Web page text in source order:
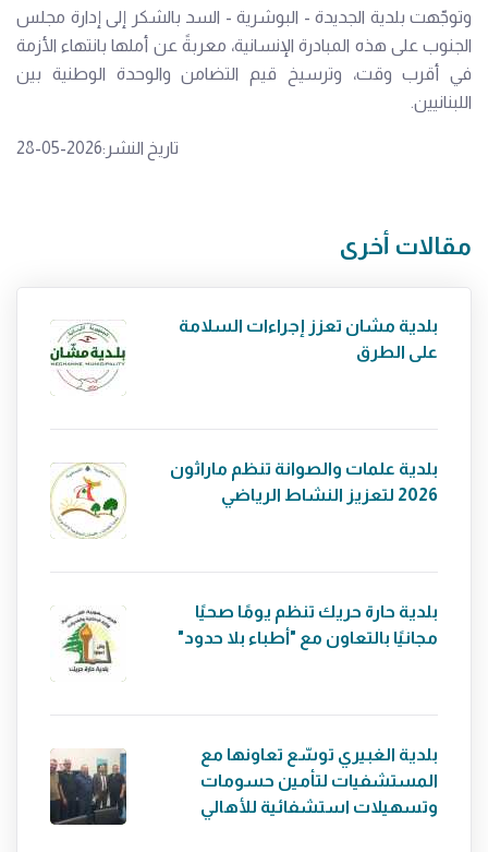
وتوجّهت بلدية الجديدة - البوشرية - السد بالشكر إلى إدارة مجلس
الجنوب على هذه المبادرة الإنسانية، معربةً عن أملها بانتهاء الأزمة
في أقرب وقت، وترسيخ قيم التضامن والوحدة الوطنية بين
اللبنانيين.
تاريخ النشر:2026-05-28
مقالات أخرى
بلدية مشان تعزز إجراءات السلامة
على الطرق
بلدية علمات والصوانة تنظم ماراثون
2026 لتعزيز النشاط الرياضي
بلدية حارة حريك تنظم يومًا صحيًا
مجانيًا بالتعاون مع "أطباء بلا حدود"
بلدية الغبيري توسّع تعاونها مع
المستشفيات لتأمين حسومات
وتسهيلات استشفائية للأهالي